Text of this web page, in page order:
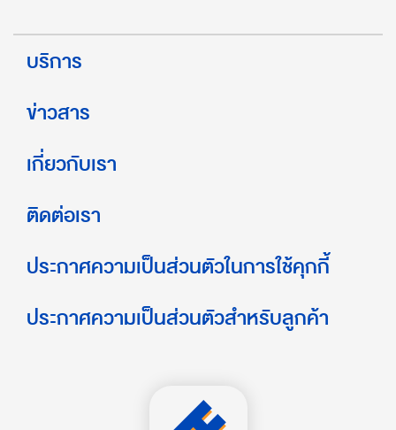
บริการ
ข่าวสาร
เกี่ยวกับเรา
ติดต่อเรา
ประกาศความเป็นส่วนตัวในการใช้คุกกี้
ประกาศความเป็นส่วนตัวสำหรับลูกค้า